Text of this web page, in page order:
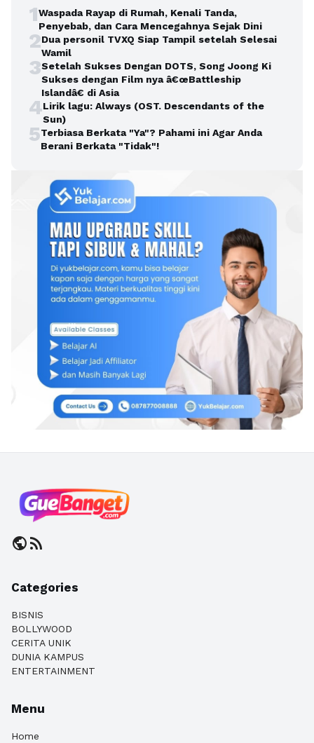
1Waspada Rayap di Rumah, Kenali Tanda,
Penyebab, dan Cara Mencegahnya Sejak Dini
2Dua personil TVXQ Siap Tampil setelah Selesai
Wamil
3Setelah Sukses Dengan DOTS, Song Joong Ki
Sukses dengan Film nya â€œBattleship
Islandâ€ di Asia
4Lirik lagu: Always (OST. Descendants of the
Sun)
5Terbiasa Berkata "Ya"? Pahami ini Agar Anda
Berani Berkata "Tidak"!
publicrss_feed
Categories
BISNIS
BOLLYWOOD
CERITA UNIK
DUNIA KAMPUS
ENTERTAINMENT
Menu
Home